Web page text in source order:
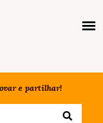
e partilhar!